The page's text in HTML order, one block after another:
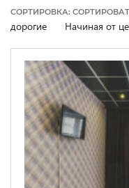
СОРТИРОВКА:
дорогие
Начиная от